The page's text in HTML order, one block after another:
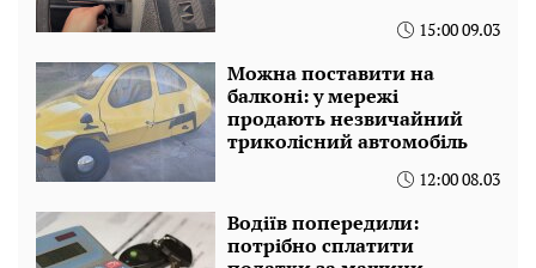
15:00 09.03
Можна поставити на
балконі: у мережі
продають незвичайний
триколісний автомобіль
12:00 08.03
Водіїв попередили:
потрібно сплатити